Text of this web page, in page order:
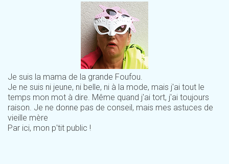
Je suis la mama de la grande Foufou.
Je ne suis ni jeune, ni belle, ni à la mode, mais j'ai tout le
temps mon mot à dire. Même quand j'ai tort, j'ai toujours
raison. Je ne donne pas de conseil, mais mes astuces de
vieille mère
Par ici, mon p'tit public !